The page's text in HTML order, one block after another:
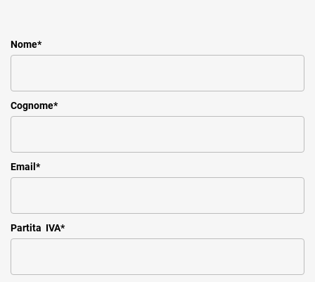
Nome*
Cognome*
Email *
Partita IVA*